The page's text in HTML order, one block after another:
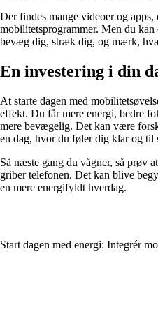
Der findes mange videoer og
mobilitetsprogrammer. Men du
bevæg dig, stræk dig, og mærk,
En investering i din
At starte dagen med
effekt. Du får mere energi, bedre
mere bevægelig. Det kan være
en dag, hvor du føler dig klar og til
Så næste gang du vågner, så prøv
griber telefonen. Det kan blive
en mere energifyldt hverdag.
Start dagen med energi: Integrér